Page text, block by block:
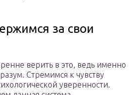
за свои
верить в это, ведь именно
Стремимся к чувству
уверенности.